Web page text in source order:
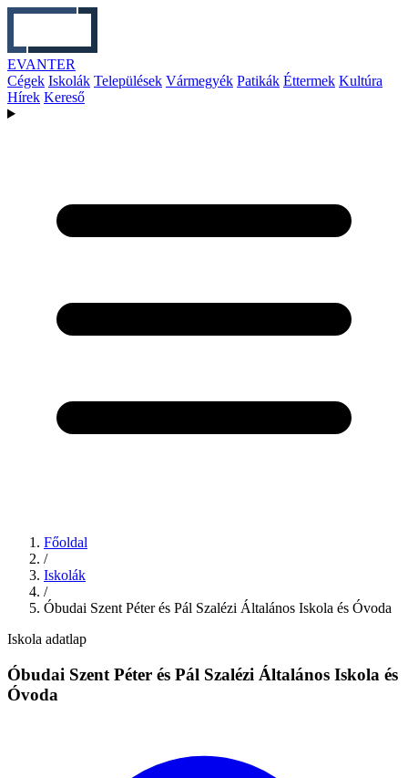
EVANTER
Cégek Iskolák Települések Vármegyék Patikák Éttermek Kultúra
Hírek Kereső
Főoldal
/
Iskolák
/
Óbudai Szent Péter és Pál Szalézi Általános Iskola és Óvoda
Iskola adatlap
Óbudai Szent Péter és Pál Szalézi Általános Iskola és
Óvoda